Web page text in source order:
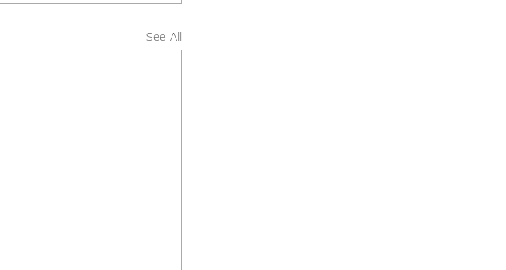
See All